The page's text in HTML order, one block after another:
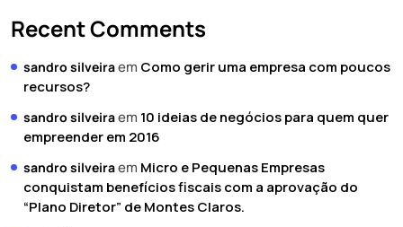
Recent Comments
sandro silveiraem Como gerir uma empresa com poucos
recursos?
sandro silveiraem 10 ideias de negócios para quem quer
empreender em 2016
sandro silveiraem Micro e Pequenas Empresas
conquistam benefícios fiscais com a aprovação do
“Plano Diretor” de Montes Claros.